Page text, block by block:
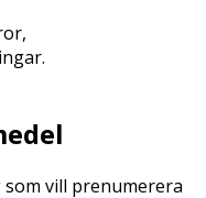
vill prenumerera